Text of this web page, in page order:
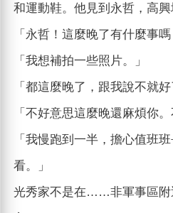
和運動鞋。他見到永哲，高興
「永哲！這麼晚了有什麼事嗎
「我想補拍一些照片。」
「都這麼晚了，跟我說不就好
「不好意思這麼晚還麻煩你
「我慢跑到一半，擔心值班
看。」
光秀家不是在……非軍事區附